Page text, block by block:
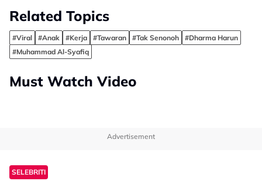
Related Topics
#Viral #Anak #Kerja #Tawaran #Tak Senonoh
#Dharma Harun
#Muhammad Al-Syafiq
Must Watch Video
Advertisement
SELEBRITI